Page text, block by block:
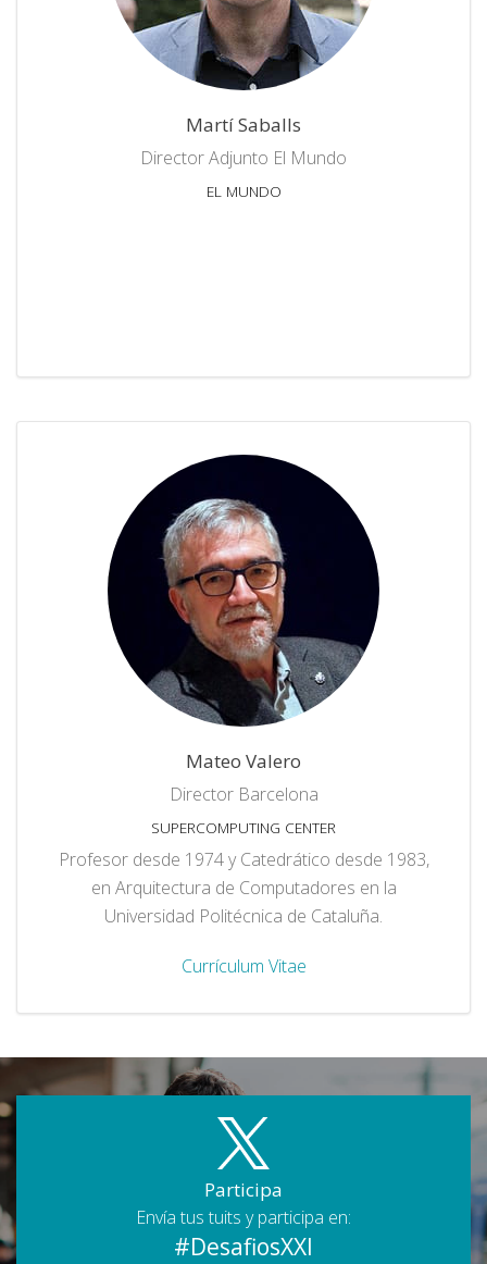
Martí Saballs
Director Adjunto El Mundo
EL MUNDO
Mateo Valero
Director Barcelona
SUPERCOMPUTING CENTER
Profesor desde 1974 y Catedrático desde 1983,
en Arquitectura de Computadores en la
Universidad Politécnica de Cataluña.
Currículum Vitae
Participa
Envía tus tuits y participa en:
#DesafiosXXI